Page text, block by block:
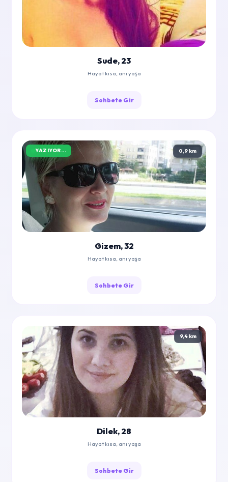
Sude, 23
Hayat kısa, anı yaşa
Sohbete Gir
YAZIYOR... 0,9 km
Gizem, 32
Hayat kısa, anı yaşa
Sohbete Gir
9,4 km
Dilek, 28
Hayat kısa, anı yaşa
Sohbete Gir